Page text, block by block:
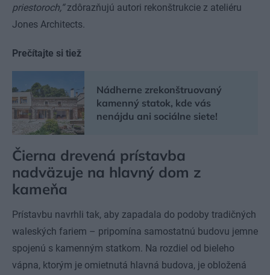
priestoroch,“zdôrazňujú autori rekonštrukcie z ateliéru
Jones Architects.
Prečítajte si tiež
Nádherne zrekonštruovaný
kamenný statok, kde vás
nenájdu ani sociálne siete!
Čierna drevená prístavba
nadväzuje na hlavný dom z
kameňa
Prístavbu navrhli tak, aby zapadala do podoby tradičných
waleských fariem – pripomína samostatnú budovu jemne
spojenú s kamenným statkom. Na rozdiel od bieleho
vápna, ktorým je omietnutá hlavná budova, je obložená